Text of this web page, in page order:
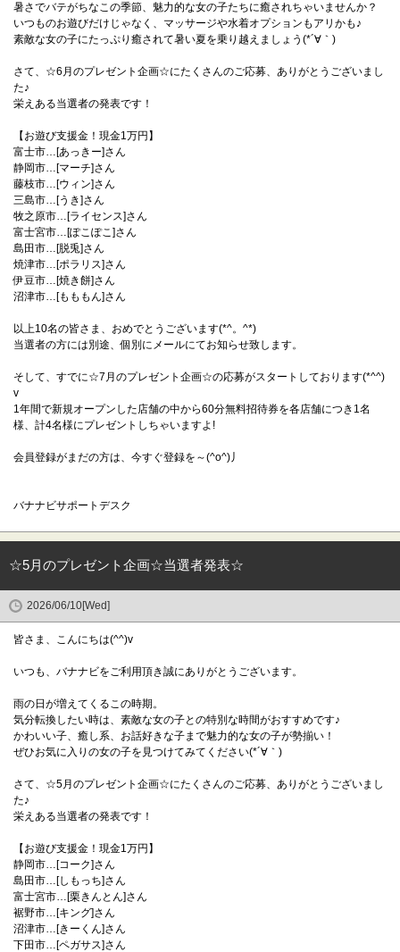
暑さでバテがちなこの季節、魅力的な女の子たちに癒されちゃいませんか？
いつものお遊びだけじゃなく、マッサージや水着オプションもアリかも♪
素敵な女の子にたっぷり癒されて暑い夏を乗り越えましょう(*´∀｀)
さて、☆6月のプレゼント企画☆にたくさんのご応募、ありがとうございまし
た♪
栄えある当選者の発表です！
【お遊び支援金！現金1万円】
富士市…[あっきー]さん
静岡市…[マーチ]さん
藤枝市…[ウィン]さん
三島市…[うき]さん
牧之原市…[ライセンス]さん
富士宮市…[ぽこぽこ]さん
島田市…[脱兎]さん
焼津市…[ポラリス]さん
伊豆市…[焼き餅]さん
沼津市…[もももん]さん
以上10名の皆さま、おめでとうございます(*^。^*)
当選者の方には別途、個別にメールにてお知らせ致します。
そして、すでに☆7月のプレゼント企画☆の応募がスタートしております(*^^)
v
1年間で新規オープンした店舗の中から60分無料招待券を各店舗につき1名
様、計4名様にプレゼントしちゃいますよ!
会員登録がまだの方は、今すぐ登録を～(^o^)丿
バナナビサポートデスク
☆5月のプレゼント企画☆当選者発表☆
2026/06/10[Wed]
皆さま、こんにちは(^^)v
いつも、バナナビをご利用頂き誠にありがとうございます。
雨の日が増えてくるこの時期。
気分転換したい時は、素敵な女の子との特別な時間がおすすめです♪
かわいい子、癒し系、お話好きな子まで魅力的な女の子が勢揃い！
ぜひお気に入りの女の子を見つけてみてください(*´∀｀)
さて、☆5月のプレゼント企画☆にたくさんのご応募、ありがとうございまし
た♪
栄えある当選者の発表です！
【お遊び支援金！現金1万円】
静岡市…[コーク]さん
島田市…[しもっち]さん
富士宮市…[栗きんとん]さん
裾野市…[キング]さん
沼津市…[きーくん]さん
下田市…[ペガサス]さん